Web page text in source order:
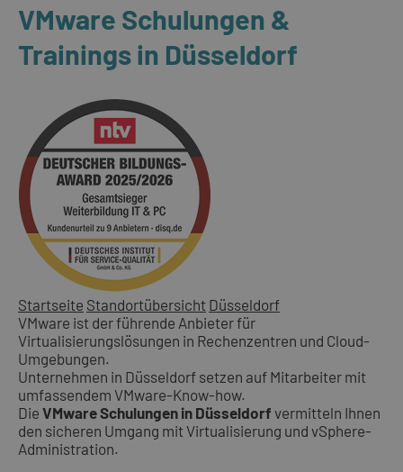
VMware Schulungen &
Trainings in Düsseldorf
Startseite Standortübersicht Düsseldorf
VMware ist der führende Anbieter für
Virtualisierungslösungen in Rechenzentren und Cloud-
Umgebungen.
Unternehmen in Düsseldorf setzen auf Mitarbeiter mit
umfassendem VMware-Know-how.
Die VMware Schulungen in Düsseldorf vermitteln Ihnen
den sicheren Umgang mit Virtualisierung und vSphere-
Administration.